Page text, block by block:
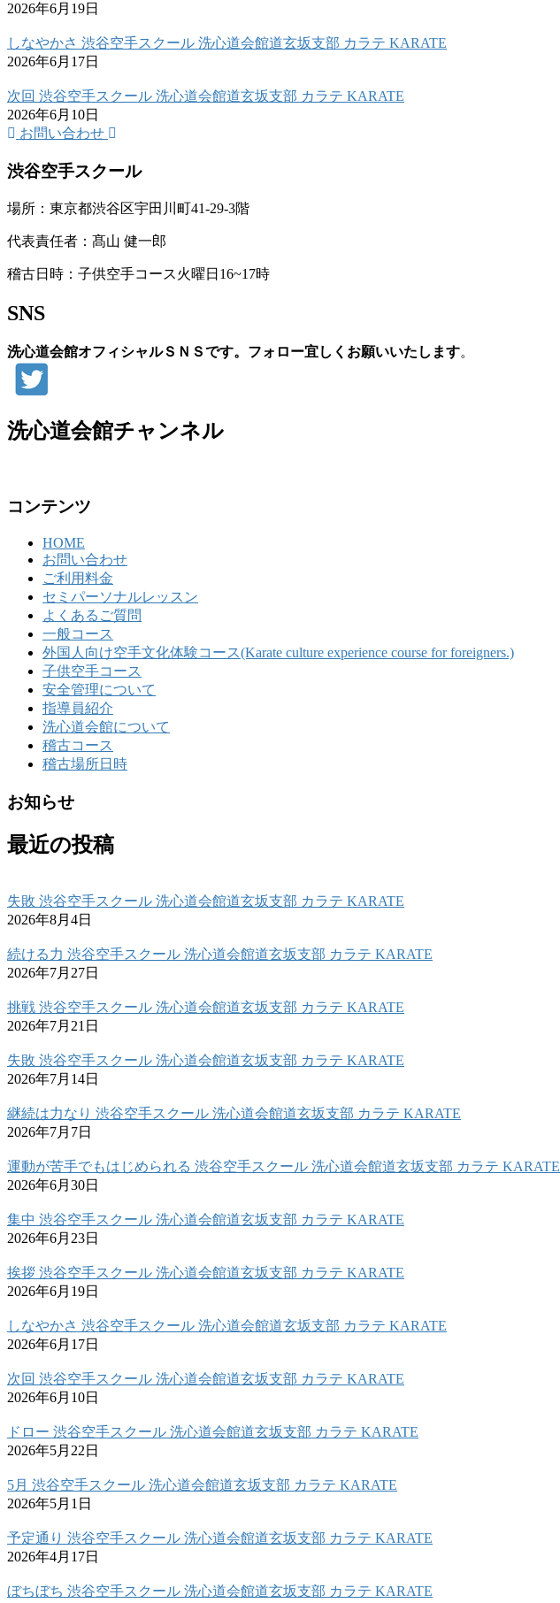
2026年6月19日
しなやかさ 渋谷空手スクール 洗心道会館道玄坂支部 カラテ KARATE
2026年6月17日
次回 渋谷空手スクール 洗心道会館道玄坂支部 カラテ KARATE
2026年6月10日
お問い合わせ
渋谷空手スクール
場所：東京都渋谷区宇田川町41-29-3階
代表責任者：髙山 健一郎
稽古日時：子供空手コース火曜日16~17時
SNS
洗心道会館オフィシャルＳＮＳです。フォロー宜しくお願いいたします。
洗心道会館チャンネル
コンテンツ
HOME
お問い合わせ
ご利用料金
セミパーソナルレッスン
よくあるご質問
一般コース
外国人向け空手文化体験コース(Karate culture experience course for foreigners.)
子供空手コース
安全管理について
指導員紹介
洗心道会館について
稽古コース
稽古場所日時
お知らせ
最近の投稿
失敗 渋谷空手スクール 洗心道会館道玄坂支部 カラテ KARATE
2026年8月4日
続ける力 渋谷空手スクール 洗心道会館道玄坂支部 カラテ KARATE
2026年7月27日
挑戦 渋谷空手スクール 洗心道会館道玄坂支部 カラテ KARATE
2026年7月21日
失敗 渋谷空手スクール 洗心道会館道玄坂支部 カラテ KARATE
2026年7月14日
継続は力なり 渋谷空手スクール 洗心道会館道玄坂支部 カラテ KARATE
2026年7月7日
運動が苦手でもはじめられる 渋谷空手スクール 洗心道会館道玄坂支部 カラテ KARATE
2026年6月30日
集中 渋谷空手スクール 洗心道会館道玄坂支部 カラテ KARATE
2026年6月23日
挨拶 渋谷空手スクール 洗心道会館道玄坂支部 カラテ KARATE
2026年6月19日
しなやかさ 渋谷空手スクール 洗心道会館道玄坂支部 カラテ KARATE
2026年6月17日
次回 渋谷空手スクール 洗心道会館道玄坂支部 カラテ KARATE
2026年6月10日
ドロー 渋谷空手スクール 洗心道会館道玄坂支部 カラテ KARATE
2026年5月22日
5月 渋谷空手スクール 洗心道会館道玄坂支部 カラテ KARATE
2026年5月1日
予定通り 渋谷空手スクール 洗心道会館道玄坂支部 カラテ KARATE
2026年4月17日
ぼちぼち 渋谷空手スクール 洗心道会館道玄坂支部 カラテ KARATE